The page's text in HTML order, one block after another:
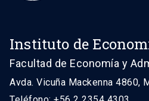
Instituto de
Facultad de Economía y
Avda. Vicuña Mackenna 4860,